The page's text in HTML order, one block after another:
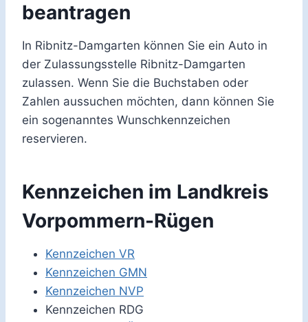
beantragen
In Ribnitz-Damgarten können Sie ein Auto in
der Zulassungsstelle Ribnitz-Damgarten
zulassen. Wenn Sie die Buchstaben oder
Zahlen aussuchen möchten, dann können Sie
ein sogenanntes Wunschkennzeichen
reservieren.
Kennzeichen im Landkreis
Vorpommern-Rügen
Kennzeichen VR
Kennzeichen GMN
Kennzeichen NVP
Kennzeichen RDG